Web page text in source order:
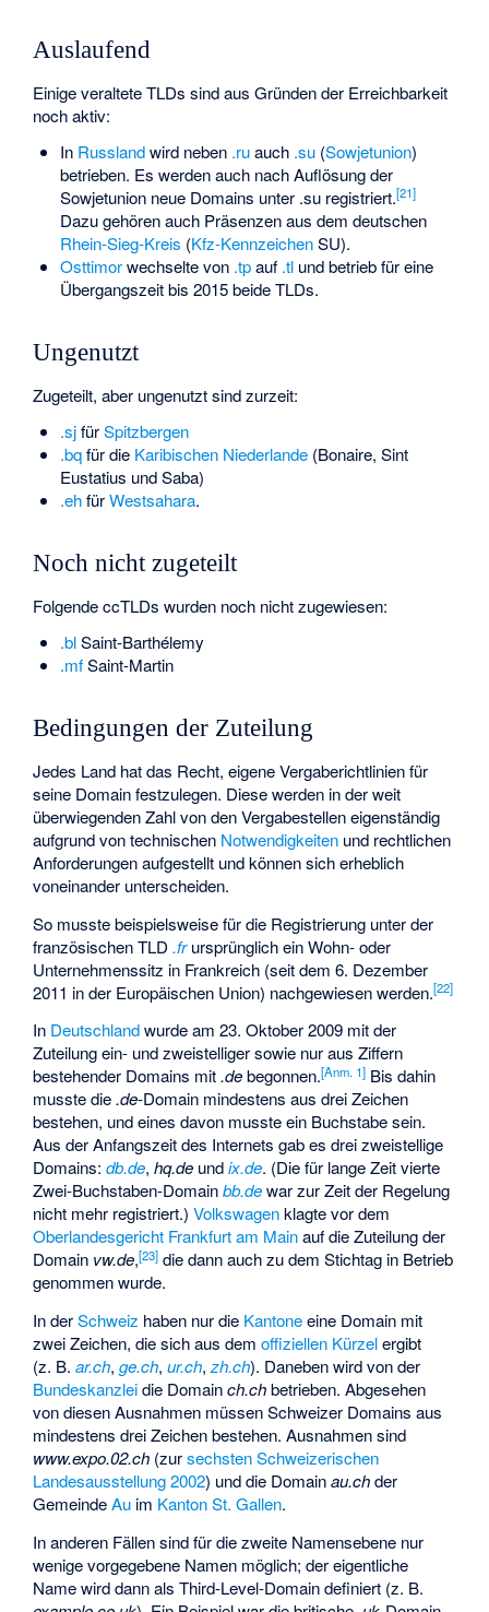
Auslaufend
Einige veraltete TLDs sind aus Gründen der Erreichbarkeit
noch aktiv:
In Russlandwird neben .ruauch .su(Sowjetunion)
betrieben. Es werden auch nach Auflösung der
Sowjetunion neue Domains unter .su registriert.[21]
Dazu gehören auch Präsenzen aus dem deutschen
Rhein-Sieg-Kreis (Kfz-KennzeichenSU).
Osttimorwechselte von .tpauf .tlund betrieb für eine
Übergangszeit bis 2015 beide TLDs.
Ungenutzt
Zugeteilt, aber ungenutzt sind zurzeit:
.sjfürSpitzbergen
.bqfür die Karibischen Niederlande(Bonaire, Sint
Eustatius und Saba)
.ehfürWestsahara.
Noch nicht zugeteilt
Folgende ccTLDs wurden noch nicht zugewiesen:
.blSaint-Barthélemy
.mfSaint-Martin
Bedingungen der Zuteilung
Jedes Land hat das Recht, eigene Vergaberichtlinien für
seine Domain festzulegen. Diese werden in der weit
überwiegenden Zahl von den Vergabestellen eigenständig
aufgrund von technischen Notwendigkeiten und rechtlichen
Anforderungen aufgestellt und können sich erheblich
voneinander unterscheiden.
So musste beispielsweise für die Registrierung unter der
französischen TLD.frursprünglich ein Wohn- oder
Unternehmenssitz in Frankreich (seit dem 6. Dezember
2011 in der Europäischen Union) nachgewiesen werden.[22]
In Deutschlandwurde am 23. Oktober 2009 mit der
Zuteilung ein- und zweistelliger sowie nur aus Ziffern
bestehender Domains mit.debegonnen.[Anm. 1] Bis dahin
musste die.de-Domain mindestens aus drei Zeichen
bestehen, und eines davon musste ein Buchstabe sein.
Aus der Anfangszeit des Internets gab es drei zweistellige
Domains:db.de,hq.de undix.de. (Die für lange Zeit vierte
Zwei-Buchstaben-Domainbb.dewar zur Zeit der Regelung
nicht mehr registriert.)Volkswagenklagte vor dem
Oberlandesgericht Frankfurt am Mainauf die Zuteilung der
Domain vw.de,[23] die dann auch zu dem Stichtag in Betrieb
genommen wurde.
In derSchweiz haben nur die Kantoneeine Domain mit
zwei Zeichen, die sich aus demoffiziellen Kürzelergibt
(z. B.ar.ch,ge.ch,ur.ch,zh.ch). Daneben wird von der
Bundeskanzleidie Domainch.chbetrieben. Abgesehen
von diesen Ausnahmen müssen Schweizer Domains aus
mindestens drei Zeichen bestehen. Ausnahmen sind
www.expo.02.ch (zursechsten Schweizerischen
Landesausstellung 2002) und die Domainau.chder
GemeindeAu im Kanton St. Gallen.
In anderen Fällen sind für die zweite Namensebene nur
wenige vorgegebene Namen möglich; der eigentliche
Name wird dann als Third-Level-Domain definiert (z. B.